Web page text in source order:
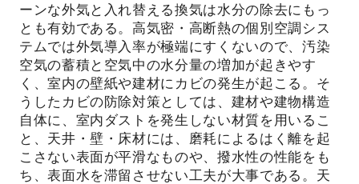
ーンな外気と入れ替える換気は水分の除去にもっ
とも有効である。高気密・高断熱の個別空調シス
テムでは外気導入率が極端にすくないので、汚染
空気の蓄積と空気中の水分量の増加が起きやす
く、室内の壁紙や建材にカビの発生が起こる。そ
うしたカビの防除対策としては、建材や建物構造
自体に、室内ダストを発生しない材質を用いるこ
と、天井・壁・床材には、磨耗によるはく離を起
こさない表面が平滑なものや、撥水性の性能をも
ち、表面水を滞留させない工夫が大事である。天